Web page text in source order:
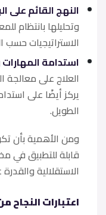
النهج القائم على
وتحليلها بانتظام
الاستراتيجيات حسب
استدامة
العلاج على
يركز أيضًا على
الطويل.
ومن الأهمية بأن
قابلة للتطبيق في
الاستقلالية
اعتبارات النجاح